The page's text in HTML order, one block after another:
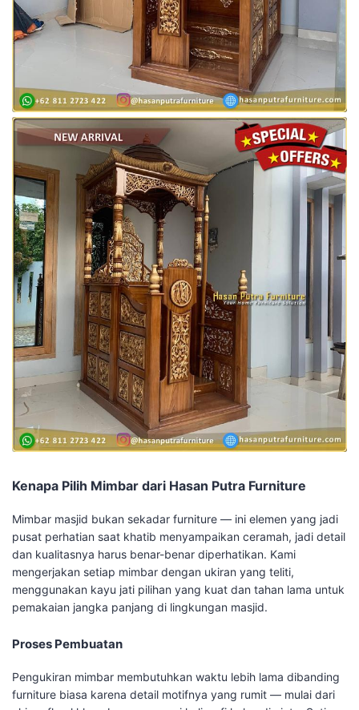
Kenapa Pilih Mimbar dari Hasan Putra Furniture
Mimbar masjid bukan sekadar furniture — ini elemen yang jadi
pusat perhatian saat khatib menyampaikan ceramah, jadi detail
dan kualitasnya harus benar-benar diperhatikan. Kami
mengerjakan setiap mimbar dengan ukiran yang teliti,
menggunakan kayu jati pilihan yang kuat dan tahan lama untuk
pemakaian jangka panjang di lingkungan masjid.
Proses Pembuatan
Pengukiran mimbar membutuhkan waktu lebih lama dibanding
furniture biasa karena detail motifnya yang rumit — mulai dari